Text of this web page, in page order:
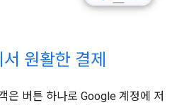
원활한 결제
은 버튼 하나로 Google 계정에 저